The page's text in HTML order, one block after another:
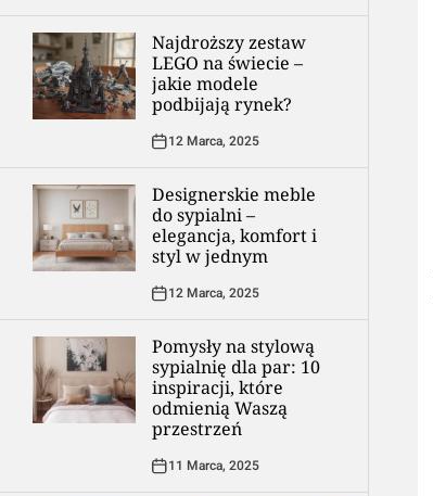
Najdroższy zestaw
LEGO na świecie –
jakie modele
podbijają rynek?
12 Marca, 2025
Designerskie meble
do sypialni –
elegancja, komfort i
styl w jednym
12 Marca, 2025
Pomysły na stylową
sypialnię dla par: 10
inspiracji, które
odmienią Waszą
przestrzeń
11 Marca, 2025